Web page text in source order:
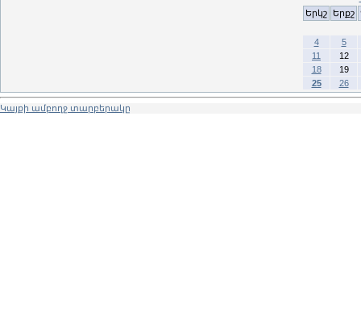
Երկշ
Երքշ
4
5
11
12
18
19
25
26
Կայքի ամբողջ տարբերակը